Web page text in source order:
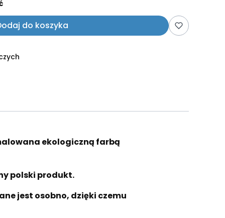
do koszyka
ekologiczną farbą
polski produkt.
jest osobno, dzięki czemu